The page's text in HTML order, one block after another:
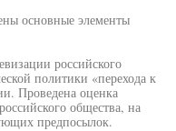
основные элементы
российского
политики «перехода к
Проведена оценка
общества, на
предпосылок.